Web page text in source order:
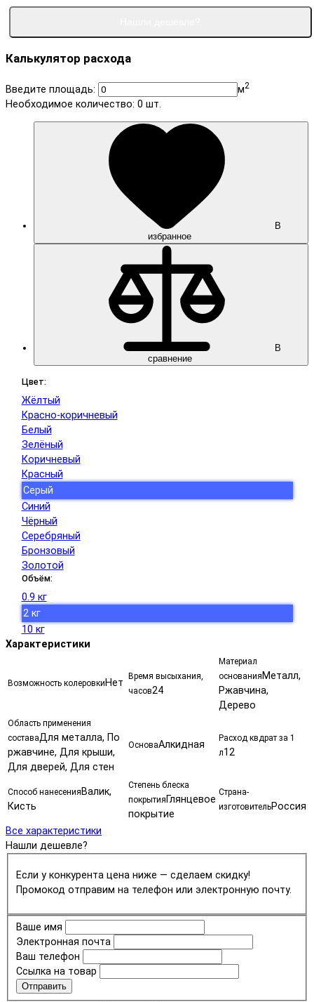
Калькулятор расхода
Введите площадь: м2
Необходимое количество: 0 шт.
В
избранное
В
сравнение
Цвет:
Жёлтый
Красно-коричневый
Белый
Зелёный
Коричневый
Красный
Серый
Синий
Чёрный
Серебряный
Бронзовый
Золотой
Объём:
0.9 кг
2 кг
10 кг
Характеристики
Возможность колеровки Нет
Время высыхания,
часов24
Материал
основания Металл,
Ржавчина,
Дерево
Область применения
составаДля металла, По
ржавчине, Для крыши,
Для дверей, Для стен
ОсноваАлкидная
Расход квдрат за 1
л12
Способ нанесения Валик,
Кисть
Степень блеска
покрытия Глянцевое
покрытие
Страна-
изготовительРоссия
Все характеристики
Нашли дешевле?
Если у конкурента цена ниже — сделаем скидку!
Промокод отправим на телефон или электронную почту.
Ваше имя
Электронная почта
Ваш телефон
Ссылка на товар
Отправить